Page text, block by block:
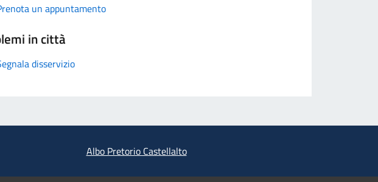
un appuntamento
in città
disservizio
Albo Pretorio Castellalto